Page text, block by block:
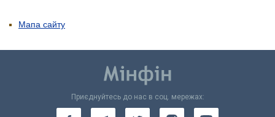
Мапа сайту
Приєднуйтесь до нас в соц. мережах: